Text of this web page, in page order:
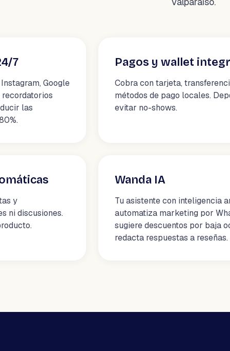
7
Google
recordatorios
las
Pagos y wallet
Cobra con tarjeta,
métodos de pago locales.
evitar no-shows.
y
ni discusiones.
Wanda IA
Tu asistente con inteligencia
automatiza marketing por
sugiere descuentos por baja
redacta respuestas a reseñas.